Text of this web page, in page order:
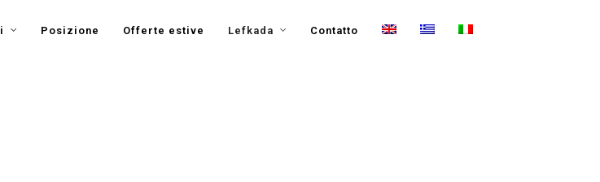
Posizione Offerte estive Lefkada Contatto